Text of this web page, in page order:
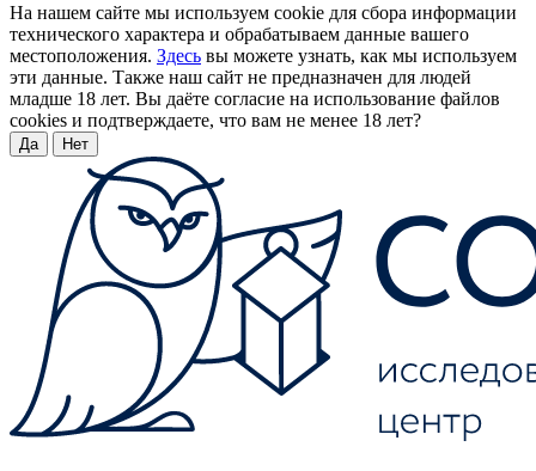
На нашем сайте мы используем cookie для сбора информации
технического характера и обрабатываем данные вашего
местоположения. Здесь вы можете узнать, как мы используем
эти данные. Также наш сайт не предназначен для людей
младше 18 лет. Вы даёте согласие на использование файлов
cookies и подтверждаете, что вам не менее 18 лет?
Да Нет